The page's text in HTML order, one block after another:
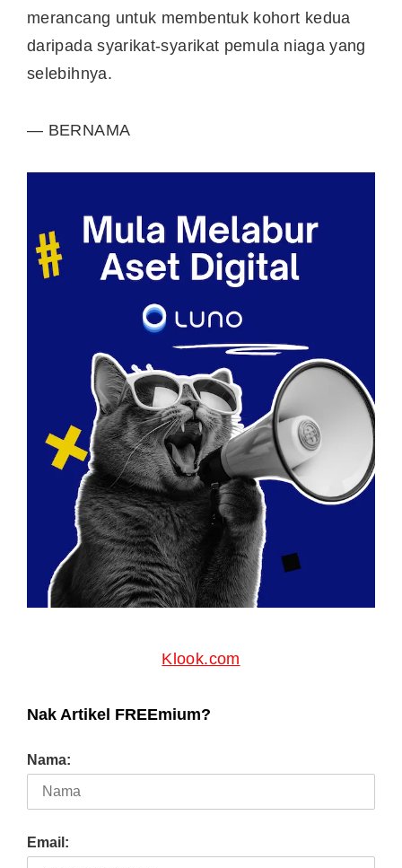
merancang untuk membentuk kohort kedua
daripada syarikat-syarikat pemula niaga yang
selebihnya.
— BERNAMA
Klook.com
Nak Artikel FREEmium?
Nama:
Email: